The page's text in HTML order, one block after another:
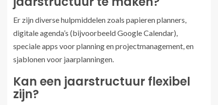
Er zijn diverse hulpmiddelen zoals papieren planners,
digitale agenda’s (bijvoorbeeld Google Calendar),
speciale apps voor planning en projectmanagement, en
sjablonen voor jaarplanningen.
Kan een jaarstructuur flexibel
zijn?